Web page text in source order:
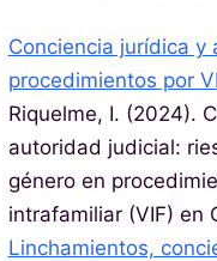
Conciencia jurídica
procedimientos por
Riquelme, I. (2024).
autoridad judicial:
género en
intrafamiliar (VIF) en
Linchamientos,